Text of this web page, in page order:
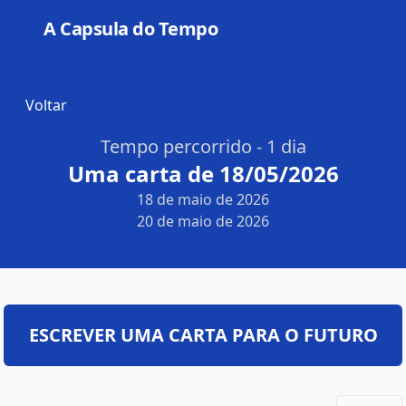
A Capsula do Tempo
Voltar
Tempo percorrido - 1 dia
Uma carta de 18/05/2026
18 de maio de 2026
20 de maio de 2026
ESCREVER UMA CARTA PARA O FUTURO